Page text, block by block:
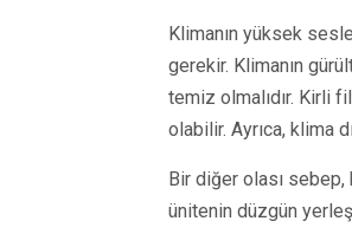
Klimanın yüksek
gerekir. Klimanın
temiz olmalıdır. Kirli
olabilir. Ayrıca, klima
Bir diğer olası sebep,
ünitenin düzgün